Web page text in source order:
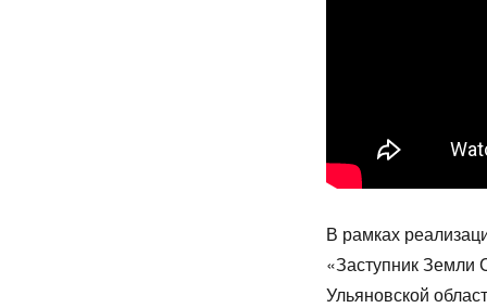
В рамках
«Заступник
Ульяновской